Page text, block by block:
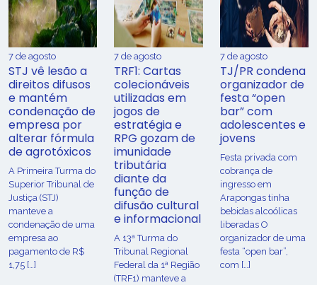
7 de agosto
STJ vê lesão a
direitos difusos
e mantém
condenação de
empresa por
alterar fórmula
de agrotóxicos
​A Primeira Turma do
Superior Tribunal de
Justiça (STJ)
manteve a
condenação de uma
empresa ao
pagamento de R$
1,75 […]
7 de agosto
TRF1: Cartas
colecionáveis
utilizadas em
jogos de
estratégia e
RPG gozam de
imunidade
tributária
diante da
função de
difusão cultural
e informacional
A 13ª Turma do
Tribunal Regional
Federal da 1ª Região
(TRF1) manteve a
7 de agosto
TJ/PR condena
organizador de
festa “open
bar” com
adolescentes e
jovens
Festa privada com
cobrança de
ingresso em
Arapongas tinha
bebidas alcoólicas
liberadas O
organizador de uma
festa “open bar”,
com […]